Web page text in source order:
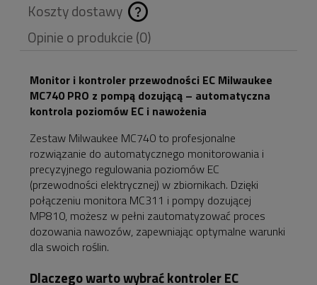
Koszty dostawy
Cena nie zawiera
ewentualnych kosztów
płatności
Opinie o produkcie (0)
Monitor i kontroler przewodności EC Milwaukee
MC740 PRO z pompą dozującą – automatyczna
kontrola poziomów EC i nawożenia
Zestaw Milwaukee MC740 to profesjonalne
rozwiązanie do automatycznego monitorowania i
precyzyjnego regulowania poziomów EC
(przewodności elektrycznej) w zbiornikach. Dzięki
połączeniu monitora MC311 i pompy dozującej
MP810, możesz w pełni zautomatyzować proces
dozowania nawozów, zapewniając optymalne warunki
dla swoich roślin.
Dlaczego warto wybrać kontroler EC